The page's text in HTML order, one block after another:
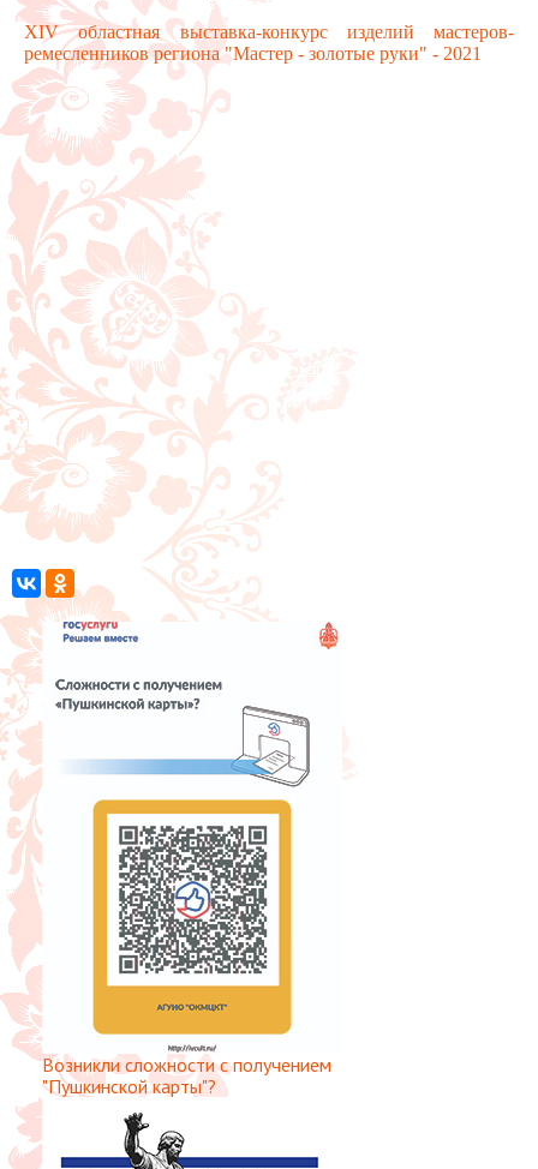
XIV областная выставка-конкурс изделий мастеров-
ремесленников региона "Мастер - золотые руки" - 2021
Возникли сложности с получением
"Пушкинской карты"?